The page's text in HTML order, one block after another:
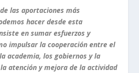
las aportaciones más
hacer desde esta
en sumar esfuerzos y
impulsar la cooperación entre el
academia, los gobiernos y la
atención y mejora de la actividad